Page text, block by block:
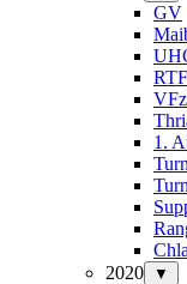
GV
1.
2020
▼